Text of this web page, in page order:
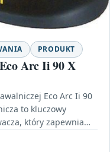
PRODUKT
Arc Ii 90 X
Eco Arc Ii 90
to kluczowy
który zapewnia